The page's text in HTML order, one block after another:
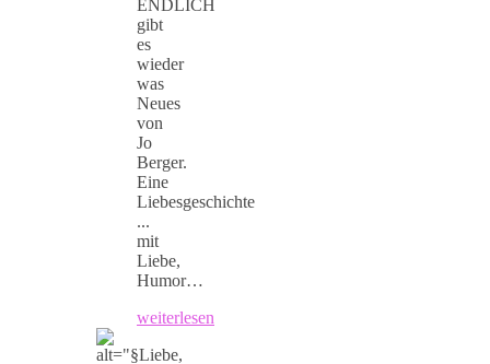
ENDLICH
gibt
es
wieder
was
Neues
von
Jo
Berger.
Eine
Liebesgeschichte
...
mit
Liebe,
Humor…
weiterlesen